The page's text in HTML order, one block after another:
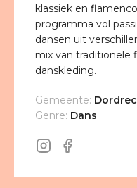
klassiek en
programma vol
dansen uit
mix van traditionele
danskleding.
Gemeente:
Genre: Dans